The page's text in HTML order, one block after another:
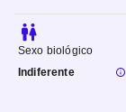
Sexo biológico
Indiferente